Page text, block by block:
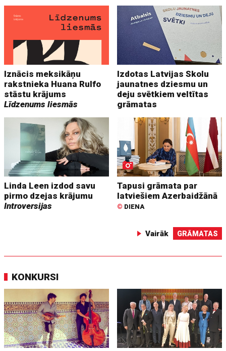
Iznācis meksikāņu
rakstnieka Huana Rulfo
stāstu krājums
Līdzenums liesmās
Izdotas Latvijas Skolu
jaunatnes dziesmu un
deju svētkiem veltītas
grāmatas
Linda Leen izdod savu
pirmo dzejas krājumu
Introversijas
Tapusi grāmata par
latviešiem Azerbaidžānā
© DIENA
Vairāk GRĀMATAS
KONKURSI